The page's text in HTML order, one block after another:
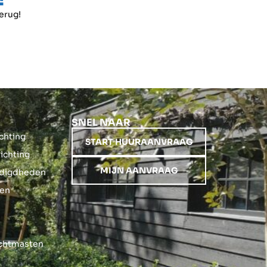
SNEL NAAR
START HUURAANVRAAG
MIJN AANVRAAG